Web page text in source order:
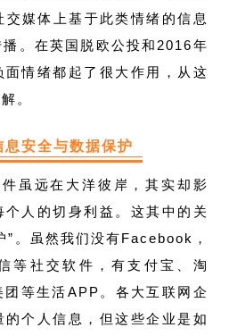
交媒体上基于此类情绪的信息
。在英国脱欧公投和2016年
情绪都起了很大作用，从这
。
息安全与数据保护
虽远在大洋彼岸，其实却影
人的切身利益。这其中的关
”。虽然我们没有Facebook，
等社交软件，有支付宝、淘
等生活APP。各大互联网企
个人信息，但这些企业是如